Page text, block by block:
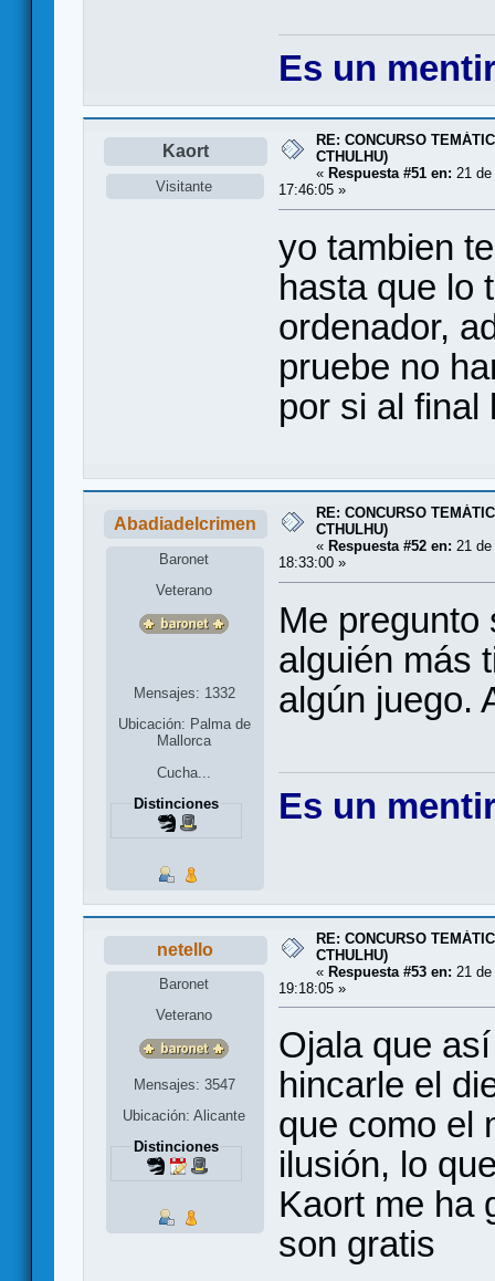
Es un
Kaort
Visitante
RE: CONCURSO
CTHULHU)
« Respuesta #51 en: 21
17:46:05 »
yo tambien
hasta que lo
ordenador,
pruebe no
por si al final
Abadiadelcrimen
Baronet
Veterano
Mensajes: 1332
Ubicación: Palma de
Mallorca
Cucha...
Distinciones
RE: CONCURSO
CTHULHU)
« Respuesta #52 en: 21
18:33:00 »
Me pregunto
alguién más
algún juego.
Es un
netello
Baronet
Veterano
Mensajes: 3547
Ubicación: Alicante
Distinciones
RE: CONCURSO
CTHULHU)
« Respuesta #53 en: 21
19:18:05 »
Ojala que
hincarle el
que como el
ilusión, lo
Kaort me ha
son gratis